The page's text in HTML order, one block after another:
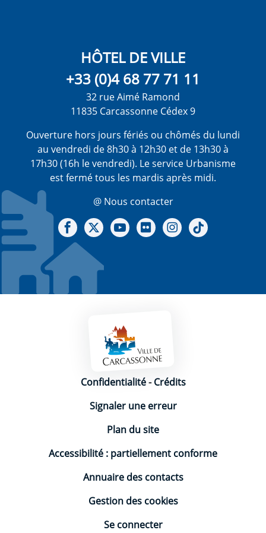
HÔTEL DE VILLE
+33 (0)4 68 77 71 11
32 rue Aimé Ramond
11835 Carcassonne Cédex 9
Ouverture hors jours fériés ou chômés du lundi
au vendredi de 8h30 à 12h30 et de 13h30 à
17h30 (16h le vendredi). Le service Urbanisme
est fermé tous les mardis après midi.
@ Nous contacter
Notre Facebook
Notre X - (twitter)
Notre chaine Youtube
Notre Gallerie sur Flickr
Notre Instagram
Mentions légales
Confidentialité-Crédits
Signaler une erreur
Plan du site
Accessibilité : partiellement conforme
Annuaire des contacts
Gestion des cookies
Se connecter